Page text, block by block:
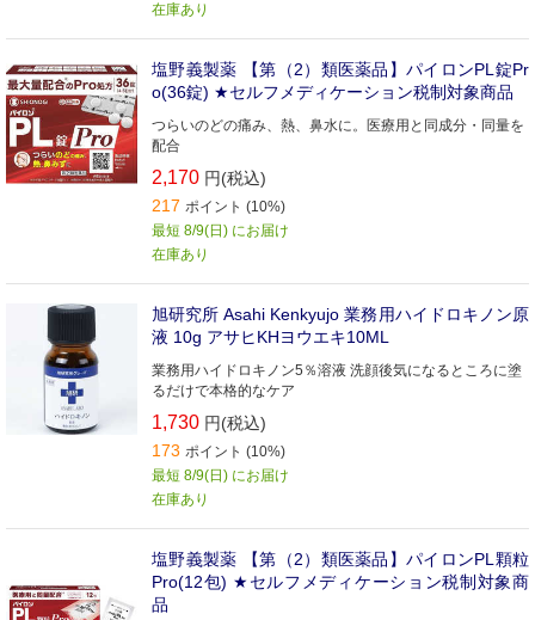
在庫あり
塩野義製薬 【第（2）類医薬品】パイロンPL錠Pr
o(36錠) ★セルフメディケーション税制対象商品
つらいのどの痛み、熱、鼻水に。医療用と同成分・同量を
配合
2,170 円(税込)
217 ポイント (10%)
最短 8/9(日) にお届け
在庫あり
旭研究所 Asahi Kenkyujo 業務用ハイドロキノン原
液 10g アサヒKHヨウエキ10ML
業務用ハイドロキノン5％溶液 洗顔後気になるところに塗
るだけで本格的なケア
1,730 円(税込)
173 ポイント (10%)
最短 8/9(日) にお届け
在庫あり
塩野義製薬 【第（2）類医薬品】パイロンPL顆粒
Pro(12包) ★セルフメディケーション税制対象商
品